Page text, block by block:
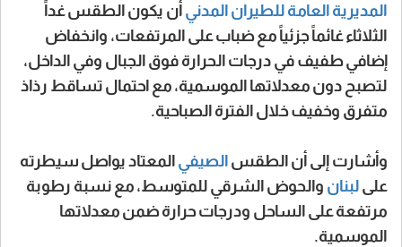
المديرية العامة للطيران المدني أن يكون الطقس غداً
الثلاثاء غائماً جزئياً مع ضباب على المرتفعات، وانخفاض
إضافي طفيف في درجات الحرارة فوق الجبال وفي الداخل،
لتصبح دون معدلاتها الموسمية، مع احتمال تساقط رذاذ
متفرق وخفيف خلال الفترة الصباحية.
وأشارت إلى أن الطقس الصيفي المعتاد يواصل سيطرته
على لبنان والحوض الشرقي للمتوسط، مع نسبة رطوبة
مرتفعة على الساحل ودرجات حرارة ضمن معدلاتها
الموسمية.